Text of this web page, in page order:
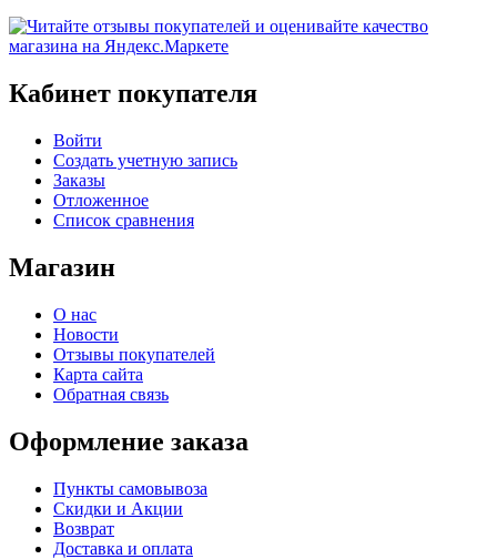
Кабинет покупателя
Войти
Создать учетную запись
Заказы
Отложенное
Список сравнения
Магазин
О нас
Новости
Отзывы покупателей
Карта сайта
Обратная связь
Оформление заказа
Пункты самовывоза
Скидки и Акции
Возврат
Доставка и оплата